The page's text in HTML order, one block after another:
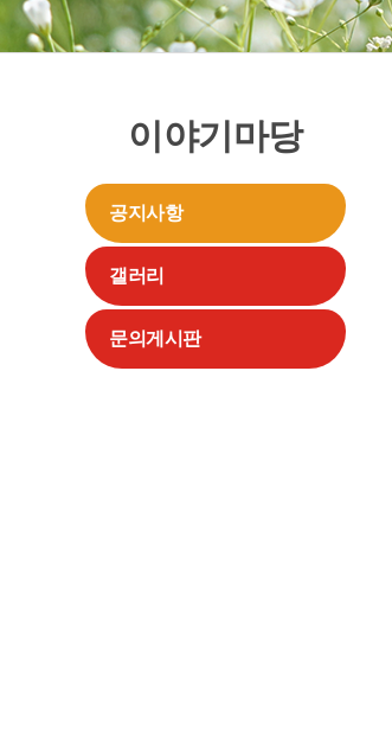
이야기마당
공지사항
갤러리
문의게시판